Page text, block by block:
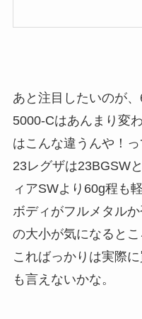
あと注目したいのが、
5000-Cはあんまり変
はこんな違うんや！っ
23レグザは23BGSW
ィアSWより60g程も軽
ボディがフルメタル
の大小が気になるとこ
こればっかりは実際
も言えないかな。